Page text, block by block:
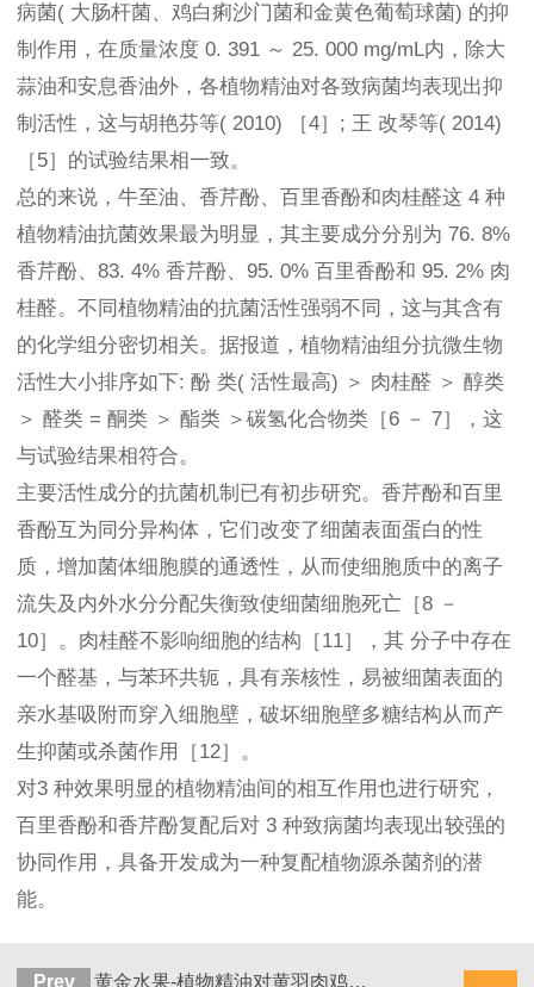
病菌( 大肠杆菌、鸡白痢沙门菌和金黄色葡萄球菌) 的抑
制作用，在质量浓度 0. 391 ～ 25. 000 mg/mL内，除大
蒜油和安息香油外，各植物精油对各致病菌均表现出抑
制活性，这与胡艳芬等( 2010) ［4］; 王 改琴等( 2014)
［5］的试验结果相一致。
总的来说，牛至油、香芹酚、百里香酚和肉桂醛这 4 种
植物精油抗菌效果最为明显，其主要成分分别为 76. 8%
香芹酚、83. 4% 香芹酚、95. 0% 百里香酚和 95. 2% 肉
桂醛。不同植物精油的抗菌活性强弱不同，这与其含有
的化学组分密切相关。据报道，植物精油组分抗微生物
活性大小排序如下: 酚 类( 活性最高) ＞ 肉桂醛 ＞ 醇类
＞ 醛类 = 酮类 ＞ 酯类 ＞碳氢化合物类［6 － 7］，这
与试验结果相符合。
主要活性成分的抗菌机制已有初步研究。香芹酚和百里
香酚互为同分异构体，它们改变了细菌表面蛋白的性
质，增加菌体细胞膜的通透性，从而使细胞质中的离子
流失及内外水分分配失衡致使细菌细胞死亡［8 －
10］。肉桂醛不影响细胞的结构［11］，其 分子中存在
一个醛基，与苯环共轭，具有亲核性，易被细菌表面的
亲水基吸附而穿入细胞壁，破坏细胞壁多糖结构从而产
生抑菌或杀菌作用［12］。
对3 种效果明显的植物精油间的相互作用也进行研究，
百里香酚和香芹酚复配后对 3 种致病菌均表现出较强的
协同作用，具备开发成为一种复配植物源杀菌剂的潜
能。
Prev 黄金水果-植物精油对黄羽肉鸡生产性能的影响研究